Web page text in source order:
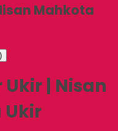
Mahkota
| Nisan
Ukir